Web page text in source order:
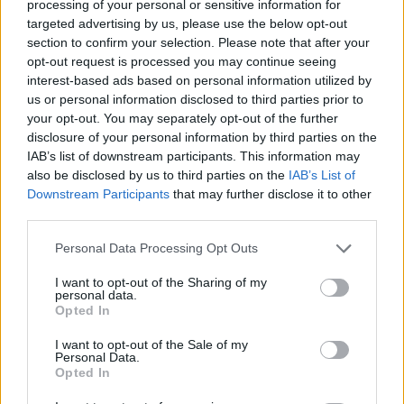
processing of your personal or sensitive information for
targeted advertising by us, please use the below opt-out
section to confirm your selection. Please note that after your
opt-out request is processed you may continue seeing
interest-based ads based on personal information utilized by
us or personal information disclosed to third parties prior to
your opt-out. You may separately opt-out of the further
disclosure of your personal information by third parties on the
IAB’s list of downstream participants. This information may
also be disclosed by us to third parties on the IAB’s List of
Downstream Participants that may further disclose it to other
Personal Data Processing Opt Outs
I want to opt-out of the Sharing of my
personal data.
Opted In
I want to opt-out of the Sale of my
Personal Data.
Opted In
*VIDEO. „Socialiștii de caviar“: Grindeanu,
filmat când își ascundea ceasul scump în
buzunar, înainte de filmare. „Îl am de mult, are
încuietoarea stricată!“
*„Noul Caritas“, în centrul Capitalei: sute de
fraieri stau la coadă pentru a se înscrie la
„apartamentele de 35.000 de euro fără
dobândă“ promise de George Simion și AUR
Sistemul petrece la ziua lui Tucă: Geoană,
Ciolacu, Ponta, Dungaciu… Conspiraționiști,
rusofili și prieteni ai Chinei